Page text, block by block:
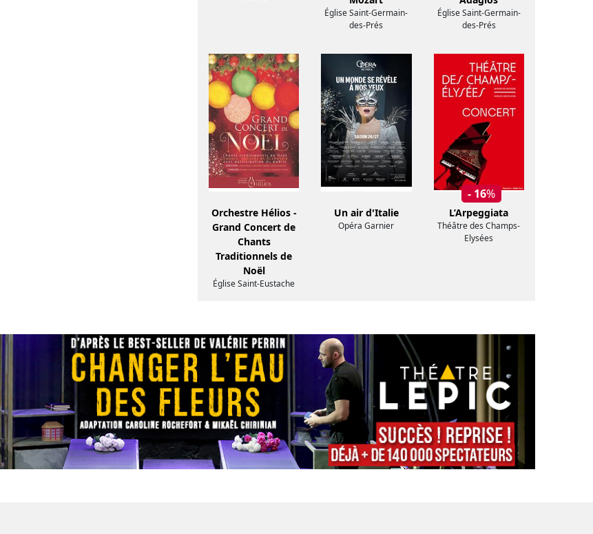
Église Saint-Germain-
des-Prés
Église Saint-Germain-
des-Prés
Orchestre Hélios -
Grand Concert de
Chants
Traditionnels de
Noël
Église Saint-Eustache
Un air d'Italie
Opéra Garnier
- 16%
L’Arpeggiata
Théâtre des Champs-
Elysées